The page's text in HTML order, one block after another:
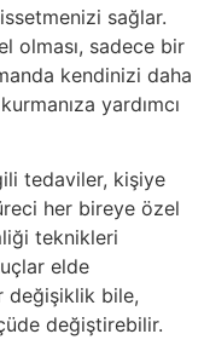
sağlar.
olması, sadece bir
kendinizi daha
yardımcı
tedaviler, kişiye
her bireye özel
teknikleri
elde
değişiklik bile,
değiştirebilir.